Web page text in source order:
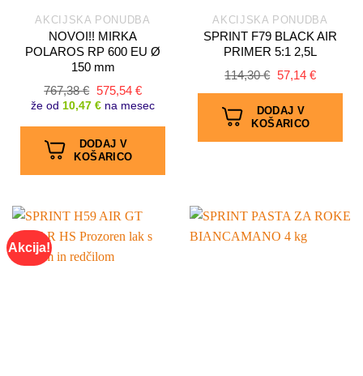
AKCIJSKA PONUDBA
NOVOI!! MIRKA
POLAROS RP 600 EU Ø
150 mm
767,38€ Izvirna
cena
je
bila:
767,38 €.
575,54 €Trenutna
cena
je:
575,54 €.
že od 10,47 € na mesec
DODAJ V
KOŠARICO
AKCIJSKA PONUDBA
SPRINT F79 BLACK AIR
PRIMER 5:1 2,5L
114,30€ Izvirna
bila:
114,30 €.
57,14 €Trenutna
DODAJ V
KOŠARICO
Akcija!